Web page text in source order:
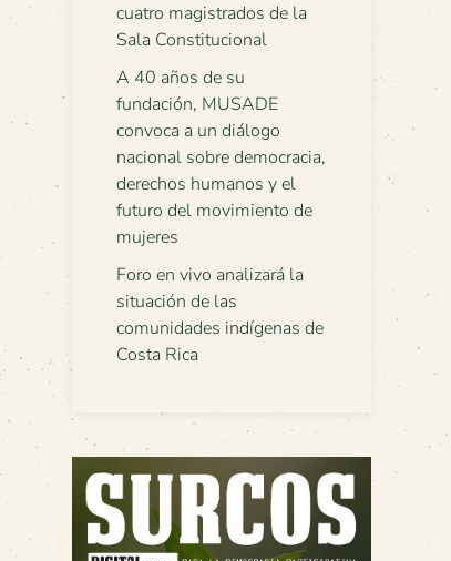
cuatro magistrados de la
Sala Constitucional
A 40 años de su
fundación, MUSADE
convoca a un diálogo
nacional sobre democracia,
derechos humanos y el
futuro del movimiento de
mujeres
Foro en vivo analizará la
situación de las
comunidades indígenas de
Costa Rica